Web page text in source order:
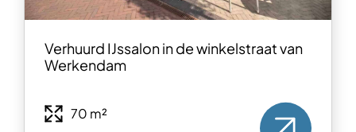
Verhuurd IJssalon in de winkelstraat van
Werkendam
70 m²